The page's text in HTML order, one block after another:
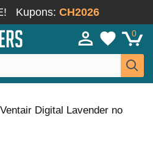
Kupons: CH2026
0
Digital Lavender no